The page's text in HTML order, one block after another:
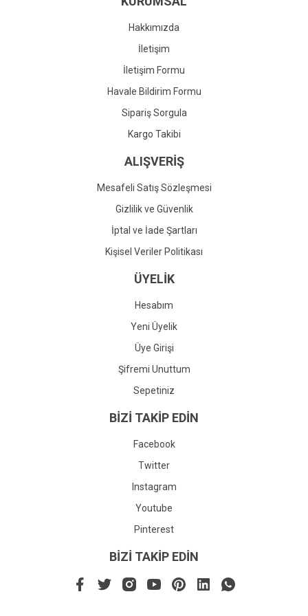
Gönder
Hakkımızda
İletişim
İletişim Formu
Havale Bildirim Formu
Sipariş Sorgula
Kargo Takibi
ALIŞVERİŞ
Mesafeli Satış Sözleşmesi
Gizlilik ve Güvenlik
İptal ve İade Şartları
Kişisel Veriler Politikası
ÜYELİK
Hesabım
Yeni Üyelik
Üye Girişi
Şifremi Unuttum
Sepetiniz
BİZİ TAKİP EDİN
Facebook
Twitter
Instagram
Youtube
Pinterest
BİZİ TAKİP EDİN